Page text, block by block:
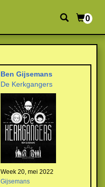
0
Ben Gijsemans
De Kerkgangers
Week 20, mei 2022
Gijsemans